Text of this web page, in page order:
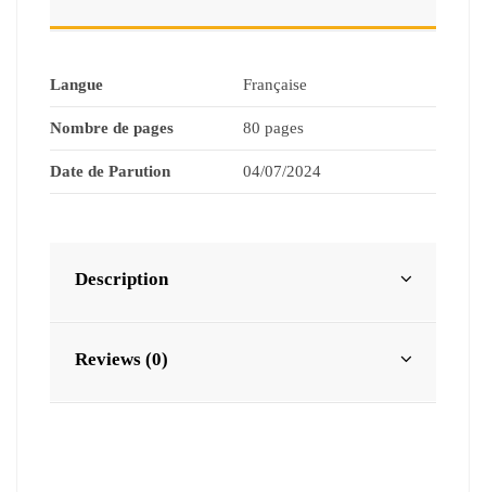
Langue Française
Nombre de pages 80 pages
Date de Parution 04/07/2024
Description
Reviews (0)